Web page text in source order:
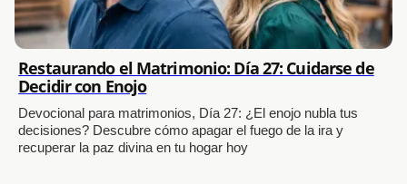
Restaurando el Matrimonio: Día 27: Cuidarse de
Decidir con Enojo
Devocional para matrimonios, Día 27: ¿El enojo nubla tus
decisiones? Descubre cómo apagar el fuego de la ira y
recuperar la paz divina en tu hogar hoy